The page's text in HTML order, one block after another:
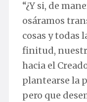
“¿Y si, de
osáramos
cosas y todas
finitud,
hacia el
plantearse la
pero que